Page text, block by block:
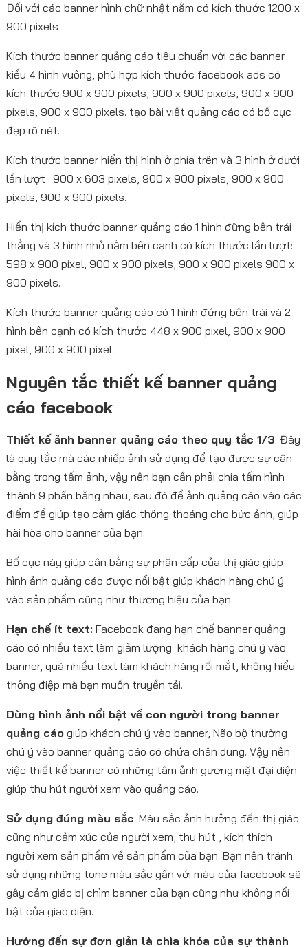
Đối với các banner hình chữ nhật nằm có kích thước 1200 x
900 pixels
Kích thước banner quảng cáo tiêu chuẩn với các banner
kiểu 4 hình vuông, phù hợp kích thước facebook ads có
kích thước 900 x 900 pixels, 900 x 900 pixels, 900 x 900
pixels, 900 x 900 pixels. tạo bài viết quảng cáo có bố cục
đẹp rõ nét.
Kích thước banner hiển thị hình ở phía trên và 3 hình ở dưới
lần lượt : 900 x 603 pixels, 900 x 900 pixels, 900 x 900
pixels, 900 x 900 pixels.
Hiển thị kích thước banner quảng cáo 1 hình đững bên trái
thẳng và 3 hình nhỏ nằm bên cạnh có kích thước lần lượt:
598 x 900 pixel, 900 x 900 pixels, 900 x 900 pixels 900 x
900 pixels.
Kích thước banner quảng cáo có 1 hình đứng bên trái và 2
hình bên cạnh có kích thước 448 x 900 pixel, 900 x 900
pixel, 900 x 900 pixel.
Nguyên tắc thiết kế banner quảng
cáo facebook
Thiết kế ảnh banner quảng cáo theo quy tắc 1/3: Đây
là quy tắc mà các nhiếp ảnh sử dụng để tạo được sự cân
bằng trong tấm ảnh, vậy nên bạn cần phải chia tấm hình
thành 9 phần bằng nhau, sau đó để ảnh quảng cáo vào các
điểm để giúp tạo cảm giác thông thoáng cho bức ảnh, giúp
hài hòa cho banner của bạn.
Bố cục này giúp cân bằng sự phân cấp của thị giác giúp
hình ảnh quảng cáo được nổi bật giúp khách hàng chú ý
vào sản phẩm cũng như thương hiệu của bạn.
Hạn chế ít text:Facebook đang hạn chế banner quảng
cáo có nhiều text làm giảm lượng khách hàng chú ý vào
banner, quá nhiều text làm khách hàng rối mắt, không hiểu
thông điệp mà bạn muốn truyền tải.
Dùng hình ảnh nổi bật về con người trong banner
quảng cáogiúp khách chú ý vào banner, Não bộ thường
chú ý vào banner quảng cáo có chứa chân dung. Vậy nên
việc thiết kế banner có những tâm ảnh gương mặt đại diện
giúp thu hút người xem vào quảng cáo.
Sử dụng đúng màu sắc: Màu sắc ảnh hưởng đến thị giác
cũng như cảm xúc của người xem, thu hút , kích thích
người xem sản phẩm về sản phẩm của bạn. Bạn nên tránh
sử dụng những tone màu sắc gần với màu của facebook sẽ
gây cảm giác bị chìm banner của bạn cũng như không nổi
bật của giao diện.
Hướng đến sự đơn giản là chìa khóa của sự thành